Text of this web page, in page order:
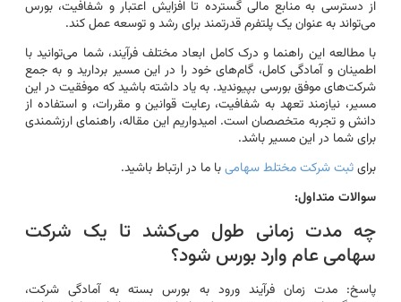
از دسترسی به منابع مالی گسترده تا افزایش اعتبار و شفافیت، بورس
می‌تواند به عنوان یک پلتفرم قدرتمند برای رشد و توسعه عمل کند.
با مطالعه این راهنما و درک کامل ابعاد مختلف فرآیند، شما می‌توانید با
اطمینان و آمادگی کامل، گام‌های خود را در این مسیر بردارید و به جمع
شرکت‌های موفق بورسی بپیوندید. به یاد داشته باشید که موفقیت در این
مسیر، نیازمند تعهد به شفافیت، رعایت قوانین و مقررات، و استفاده از
دانش و تجربه متخصصان است. امیدواریم این مقاله، راهنمای ارزشمندی
برای شما در این مسیر باشد.
برایثبت شرکت مختلط سهامیبا ما در ارتباط باشید.
سوالات متداول:
چه مدت زمانی طول می‌کشد تا یک شرکت
سهامی عام وارد بورس شود؟
پاسخ: مدت زمان فرآیند ورود به بورس بسته به آمادگی شرکت،